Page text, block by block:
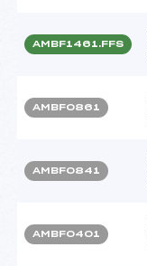
AMBF1461.FFS
AMBF0861
AMBF0841
AMBF0401